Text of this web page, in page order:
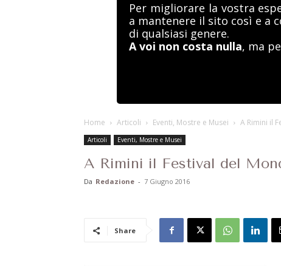
Per migliorare la vostra
a mantenere il sito così e a
di qualsiasi genere.
A voi non costa nulla, ma
Home Articoli Eventi, Mostre e Musei A Rimini il
Articoli Eventi, Mostre e Musei
A Rimini il Festival del
Da Redazione - 7 Giugno 2016
Share